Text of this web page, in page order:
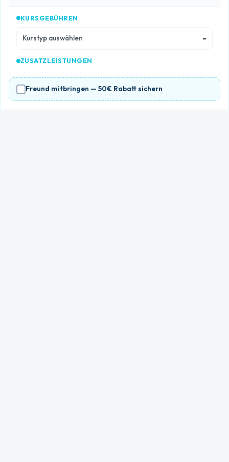
KURSGEBÜHREN
Kurstyp auswählen -
ZUSATZLEISTUNGEN
Freund mitbringen — 50€ Rabatt sichern